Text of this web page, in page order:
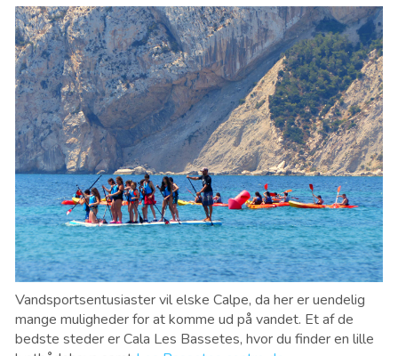
Vandsportsentusiaster vil elske Calpe, da her er uendelig
mange muligheder for at komme ud på vandet. Et af de
bedste steder er Cala Les Bassetes, hvor du finder en lille